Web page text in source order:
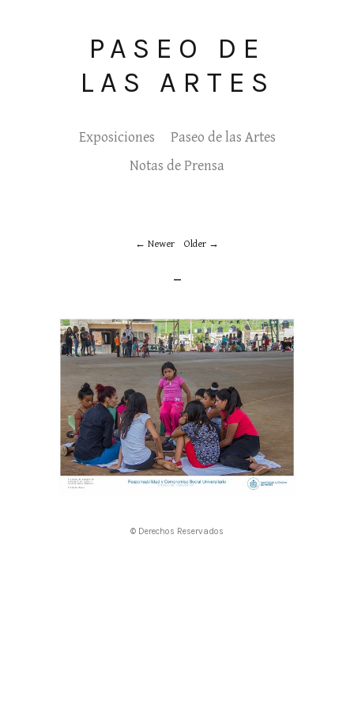
PASEO DE
LAS ARTES
Exposiciones
Paseo de las Artes
Notas de Prensa
Newer Older
_
© Derechos Reservados